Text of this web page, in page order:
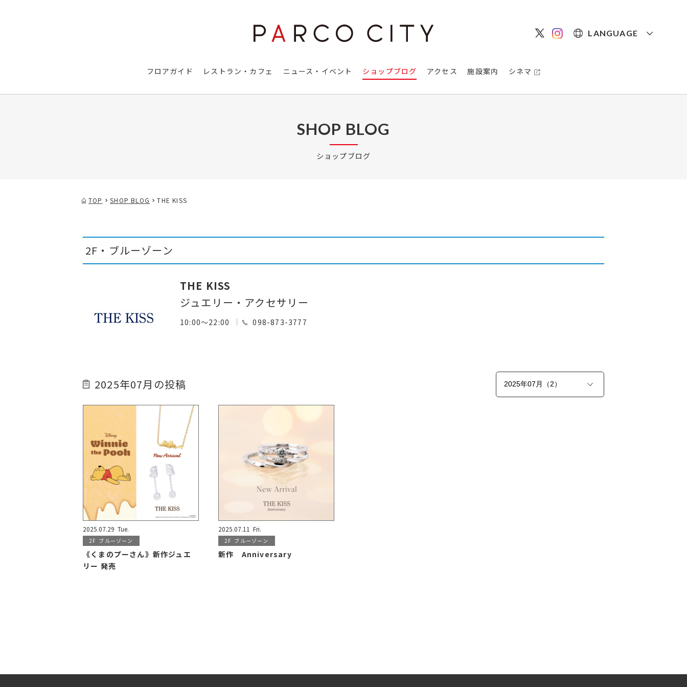
LANGUAGE
フロアガイド レストラン・カフェ ニュース・イベント ショップブログ アクセス 施設案内 シネマ
SHOP BLOG
ショップブログ
TOP SHOP BLOG THE KISS
2F・ブルーゾーン
THE KISS
ジュエリー・アクセサリー
10:00～22:00 098-873-3777
2025年07月の投稿
2025.07.29 Tue.
2F ブルーゾーン
《くまのプーさん》新作ジュエ
リー 発売
2025.07.11 Fri.
2F ブルーゾーン
新作 Anniversary